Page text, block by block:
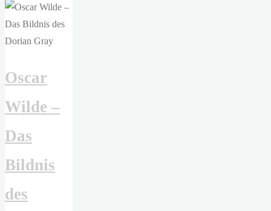
–
Onyx
Storm"
Oscar
Wilde –
Das
Bildnis
des